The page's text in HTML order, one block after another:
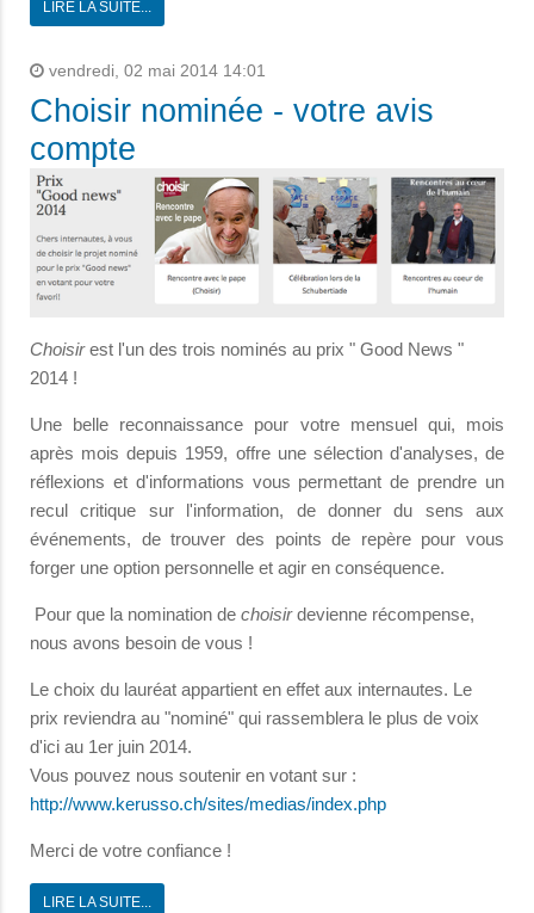
LIRE LA SUITE...
vendredi, 02 mai 2014 14:01
Choisir nominée - votre avis
compte
Choisirest l'un des trois nominés au prix " Good News "
2014 !
Une belle reconnaissance pour votre mensuel qui, mois
après mois depuis 1959, offre une sélection d'analyses, de
réflexions et d'informations vous permettant de prendre un
recul critique sur l'information, de donner du sens aux
événements, de trouver des points de repère pour vous
forger une option personnelle et agir en conséquence.
Pour que la nomination de choisirdevienne récompense,
nous avons besoin de vous !
Le choix du lauréat appartient en effet aux internautes. Le
prix reviendra au "nominé" qui rassemblera le plus de voix
d'ici au 1er juin 2014.
Vous pouvez nous soutenir en votant sur :
http://www.kerusso.ch/sites/medias/index.php
Merci de votre confiance !
LIRE LA SUITE...